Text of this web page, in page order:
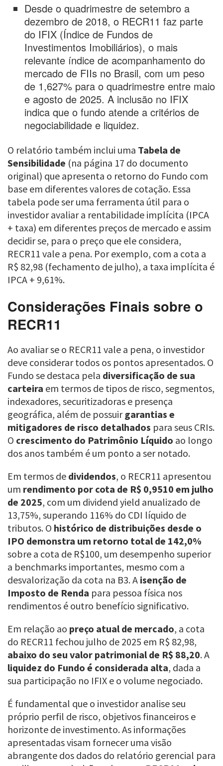
Desde o quadrimestre de setembro a
dezembro de 2018, o RECR11 faz parte
do IFIX (Índice de Fundos de
Investimentos Imobiliários), o mais
relevante índice de acompanhamento do
mercado de FIIs no Brasil, com um peso
de 1,627% para o quadrimestre entre maio
e agosto de 2025. A inclusão no IFIX
indica que o fundo atende a critérios de
negociabilidade e liquidez.
O relatório também inclui uma Tabela de
Sensibilidade (na página 17 do documento
original) que apresenta o retorno do Fundo com
base em diferentes valores de cotação. Essa
tabela pode ser uma ferramenta útil para o
investidor avaliar a rentabilidade implícita (IPCA
+ taxa) em diferentes preços de mercado e assim
decidir se, para o preço que ele considera,
RECR11 vale a pena. Por exemplo, com a cota a
R$ 82,98 (fechamento de julho), a taxa implícita é
IPCA + 9,61%.
Considerações Finais sobre o
RECR11
Ao avaliar se o RECR11 vale a pena, o investidor
deve considerar todos os pontos apresentados. O
Fundo se destaca pela diversificação de sua
carteira em termos de tipos de risco, segmentos,
indexadores, securitizadoras e presença
geográfica, além de possuirgarantias e
mitigadores de risco detalhados para seus CRIs.
O crescimento do Patrimônio Líquido ao longo
dos anos também é um ponto a ser notado.
Em termos de dividendos, o RECR11 apresentou
um rendimento por cota de R$ 0,9510 em julho
de 2025, com um dividend yield anualizado de
13,75%, superando 116% do CDI líquido de
tributos. O histórico de distribuições desde o
IPO demonstra um retorno total de 142,0%
sobre a cota de R$100, um desempenho superior
a benchmarks importantes, mesmo com a
desvalorização da cota na B3. A isenção de
Imposto de Renda para pessoa física nos
rendimentos é outro benefício significativo.
Em relação ao preço atual de mercado, a cota
do RECR11 fechou julho de 2025 em R$ 82,98,
abaixo do seu valor patrimonial de R$ 88,20. A
liquidez do Fundo é considerada alta, dada a
sua participação no IFIX e o volume negociado.
É fundamental que o investidor analise seu
próprio perfil de risco, objetivos financeiros e
horizonte de investimento. As informações
apresentadas visam fornecer uma visão
abrangente dos dados do relatório gerencial para